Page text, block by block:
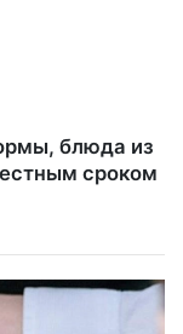
блюда из
сроком